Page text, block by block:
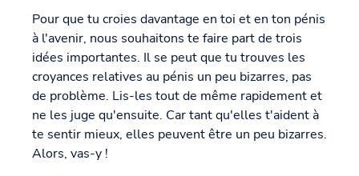
Pour que tu croies davantage en toi et en ton pénis
à l'avenir, nous souhaitons te faire part de trois
idées importantes. Il se peut que tu trouves les
croyances relatives au pénis un peu bizarres, pas
de problème. Lis-les tout de même rapidement et
ne les juge qu'ensuite. Car tant qu'elles t'aident à
te sentir mieux, elles peuvent être un peu bizarres.
Alors, vas-y !